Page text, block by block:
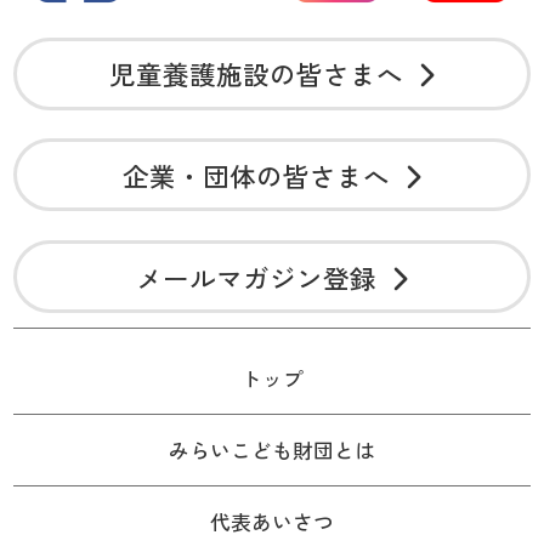
児童養護施設の皆さまへ
企業・団体の皆さまへ
メールマガジン登録
トップ
みらいこども財団とは
代表あいさつ